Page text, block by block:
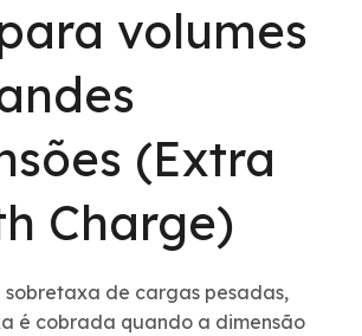
volumes
(Extra
Charge)
sobretaxa de cargas pesadas,
é cobrada quando a dimensão